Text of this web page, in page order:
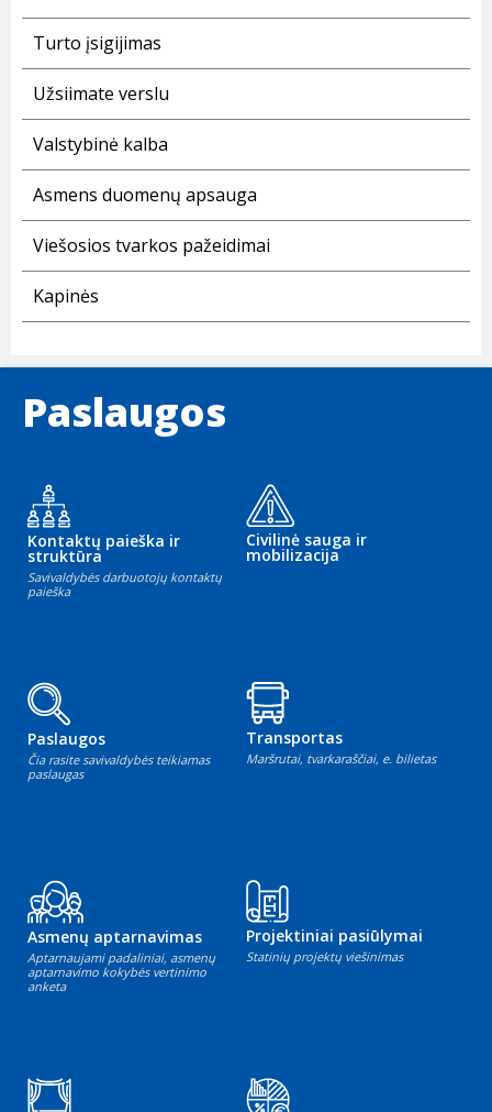
Turto įsigijimas
Užsiimate verslu
Valstybinė kalba
Asmens duomenų apsauga
Viešosios tvarkos pažeidimai
Kapinės
Paslaugos
Kontaktų paieška ir
struktūra
Savivaldybės darbuotojų kontaktų
paieška
Civilinė sauga ir
mobilizacija
Paslaugos
Čia rasite savivaldybės teikiamas
paslaugas
Transportas
Maršrutai, tvarkaraščiai, e. bilietas
Asmenų aptarnavimas
Aptarnaujami padaliniai, asmenų
aptarnavimo kokybės vertinimo
anketa
Projektiniai pasiūlymai
Statinių projektų viešinimas